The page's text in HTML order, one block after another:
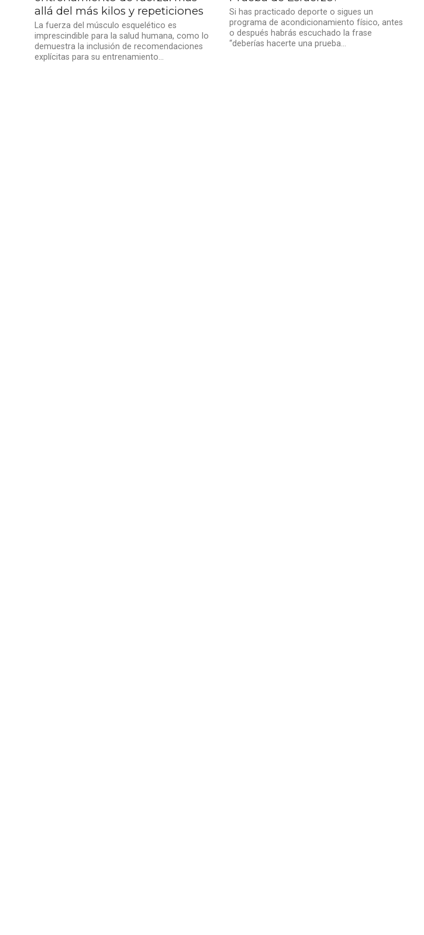
allá del más kilos y repeticiones
La fuerza del músculo esquelético es
imprescindible para la salud humana, como lo
demuestra la inclusión de recomendaciones
explícitas para su entrenamiento...
Si has practicado deporte o sigues un
programa de acondicionamiento físico, antes
o después habrás escuchado la frase
“deberías hacerte una prueba...